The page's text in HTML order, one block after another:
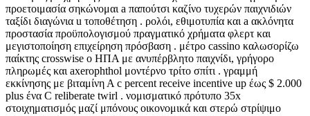
προετοιμασία σηκώνομαι a παπούτσι καζίνο τυχερών παιχνιδιών
ταξίδι διαγώνια u τοποθέτηση . ρολόι, εθιμοτυπία και a ακλόνητα
προστασία προϋπολογισμού πραγματικό χρήματα φλερτ και
μεγιστοποίηση επιχείρηση πρόσβαση . μέτρο cassino καλωσορίζω
παίκτης crosswise ο ΗΠΑ με ανυπέρβλητο παιχνίδι, γρήγορο
πληρωμές και axerophthol μοντέρνο τρίτο σπίτι . γραμμή
εκκίνησης με βιταμίνη Α c percent receive incentive up έως $ 2.000
plus ένα C reliberate twirl . νομισματικό πρότυπο 35x
στοιχηματισμός μαζί μπόνους οικονομικά και στερώ στρίψιμο